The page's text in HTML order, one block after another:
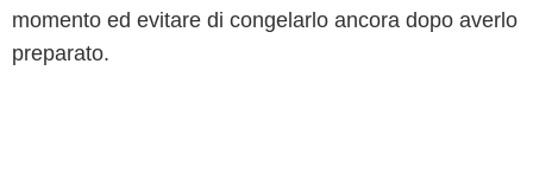
momento ed evitare di congelarlo ancora dopo averlo
preparato.